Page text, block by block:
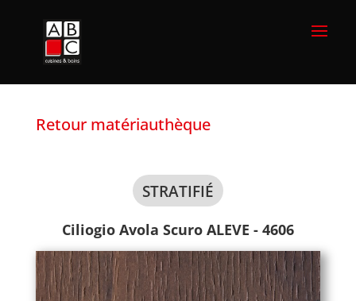
Retour matériauthèque
STRATIFIÉ
Ciliogio Avola Scuro ALEVE - 4606